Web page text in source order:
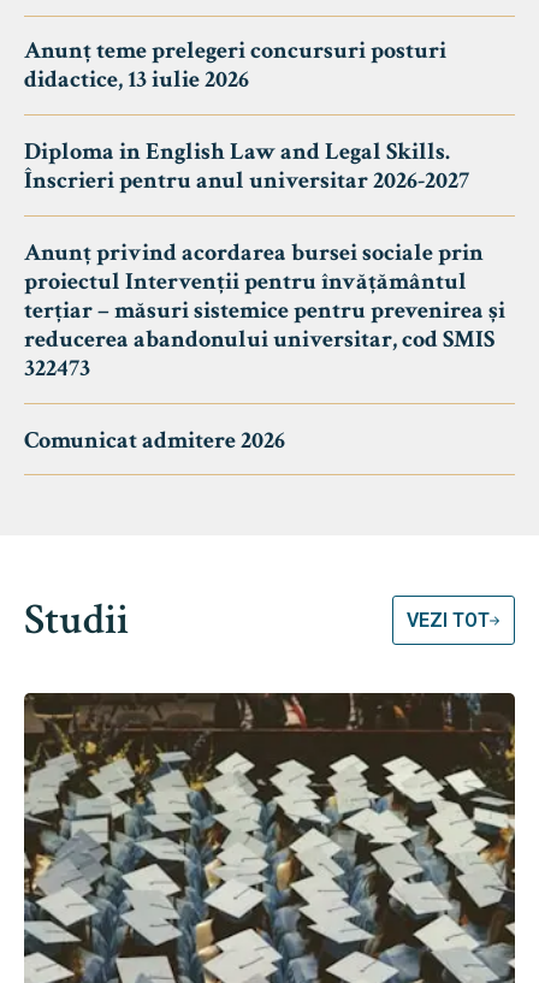
Anunț teme prelegeri concursuri posturi
didactice, 13 iulie 2026
Diploma in English Law and Legal Skills.
Înscrieri pentru anul universitar 2026-2027
Anunț privind acordarea bursei sociale prin
proiectul Intervenții pentru învățământul
terțiar – măsuri sistemice pentru prevenirea și
reducerea abandonului universitar, cod SMIS
322473
Comunicat admitere 2026
Studii VEZI TOT